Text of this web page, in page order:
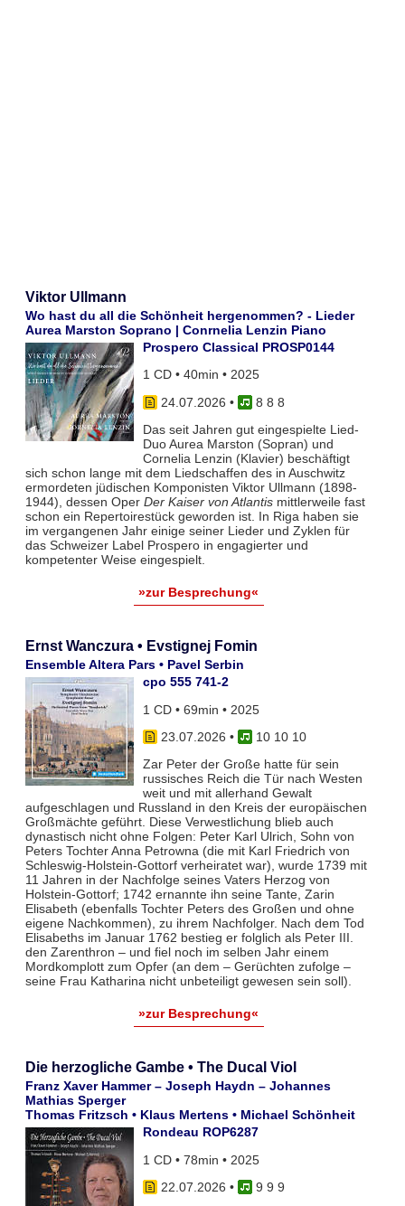
Viktor Ullmann
Wo hast du all die Schönheit hergenommen? - Lieder
Aurea Marston Soprano | Conrnelia Lenzin Piano
Prospero Classical PROSP0144
1 CD • 40min • 2025
24.07.2026 •
8 8 8
Das seit Jahren gut eingespielte Lied-
Duo Aurea Marston (Sopran) und
Cornelia Lenzin (Klavier) beschäftigt
sich schon lange mit dem Liedschaffen des in Auschwitz
ermordeten jüdischen Komponisten Viktor Ullmann (1898-
1944), dessen Oper Der Kaiser von Atlantismittlerweile fast
schon ein Repertoirestück geworden ist. In Riga haben sie
im vergangenen Jahr einige seiner Lieder und Zyklen für
das Schweizer Label Prospero in engagierter und
kompetenter Weise eingespielt.
»zur Besprechung«
Ernst Wanczura • Evstignej Fomin
Ensemble Altera Pars • Pavel Serbin
cpo 555 741-2
1 CD • 69min • 2025
23.07.2026 •
10 10 10
Zar Peter der Große hatte für sein
russisches Reich die Tür nach Westen
weit und mit allerhand Gewalt
aufgeschlagen und Russland in den Kreis der europäischen
Großmächte geführt. Diese Verwestlichung blieb auch
dynastisch nicht ohne Folgen: Peter Karl Ulrich, Sohn von
Peters Tochter Anna Petrowna (die mit Karl Friedrich von
Schleswig-Holstein-Gottorf verheiratet war), wurde 1739 mit
11 Jahren in der Nachfolge seines Vaters Herzog von
Holstein-Gottorf; 1742 ernannte ihn seine Tante, Zarin
Elisabeth (ebenfalls Tochter Peters des Großen und ohne
eigene Nachkommen), zu ihrem Nachfolger. Nach dem Tod
Elisabeths im Januar 1762 bestieg er folglich als Peter III.
den Zarenthron – und fiel noch im selben Jahr einem
Mordkomplott zum Opfer (an dem – Gerüchten zufolge –
seine Frau Katharina nicht unbeteiligt gewesen sein soll).
»zur Besprechung«
Die herzogliche Gambe • The Ducal Viol
Franz Xaver Hammer – Joseph Haydn – Johannes
Mathias Sperger
Thomas Fritzsch • Klaus Mertens • Michael Schönheit
Rondeau ROP6287
1 CD • 78min • 2025
22.07.2026 •
9 9 9